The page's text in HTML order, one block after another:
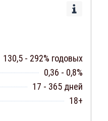
130,5 - 292% годовых
0,36 - 0,8%
17 - 365 дней
18+